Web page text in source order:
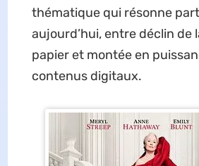
thématique qui résonne
aujourd’hui, entre déclin de
papier et montée en
contenus digitaux.